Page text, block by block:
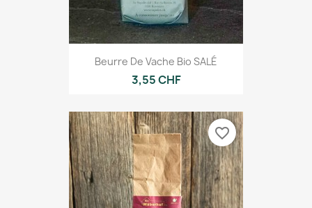
Beurre De Vache Bio SALÉ
3,55 CHF
favorite_border